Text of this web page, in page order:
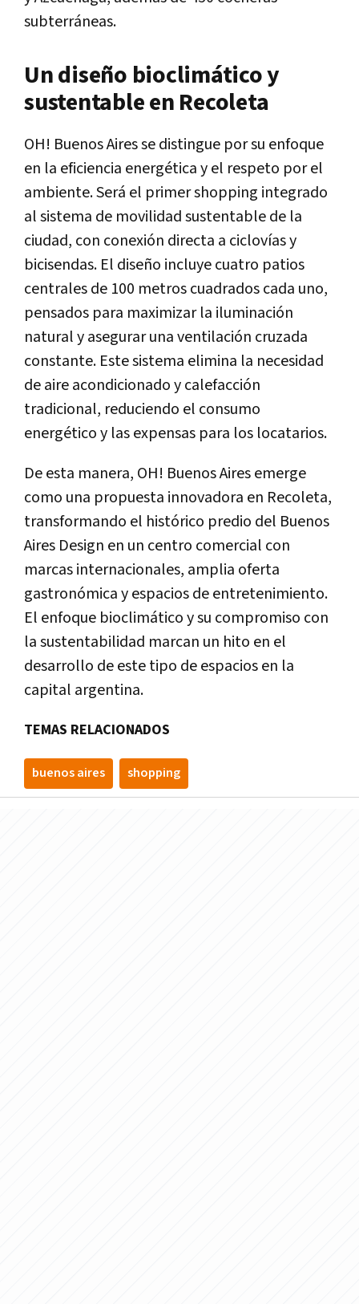
subterráneas.
Un diseño bioclimático y
sustentable en Recoleta
OH! Buenos Aires se distingue por su enfoque
en la eficiencia energética y el respeto por el
ambiente. Será el primer shopping integrado
al sistema de movilidad sustentable de la
ciudad, con conexión directa a ciclovías y
bicisendas. El diseño incluye cuatro patios
centrales de 100 metros cuadrados cada uno,
pensados para maximizar la iluminación
natural y asegurar una ventilación cruzada
constante. Este sistema elimina la necesidad
de aire acondicionado y calefacción
tradicional, reduciendo el consumo
energético y las expensas para los locatarios.
De esta manera, OH! Buenos Aires emerge
como una propuesta innovadora en Recoleta,
transformando el histórico predio del Buenos
Aires Design en un centro comercial con
marcas internacionales, amplia oferta
gastronómica y espacios de entretenimiento.
El enfoque bioclimático y su compromiso con
la sustentabilidad marcan un hito en el
desarrollo de este tipo de espacios en la
capital argentina.
TEMAS RELACIONADOS
buenos aires shopping